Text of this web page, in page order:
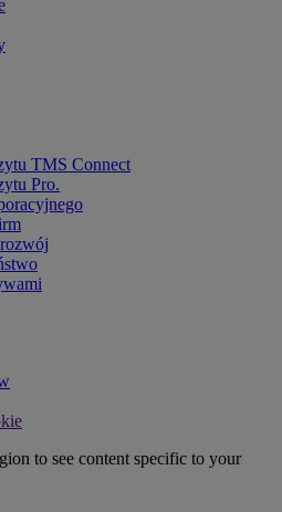
TMS Connect
Pro.
to see content specific to your